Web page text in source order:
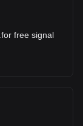
in to
free signal